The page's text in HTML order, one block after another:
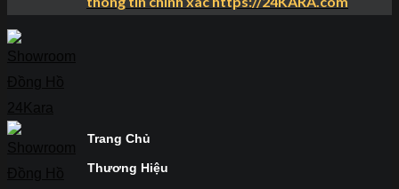
Trang Chủ
Thương Hiệu